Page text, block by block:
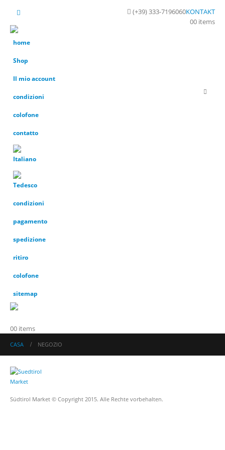
(+39) 333-7196060KONTAKT
00 items
home
Shop
Il mio account
condizioni
colofone
contatto
condizioni
pagamento
spedizione
ritiro
colofone
sitemap
00 items
CASA NEGOZIO
Südtirol Market © Copyright 2015. Alle Rechte vorbehalten.